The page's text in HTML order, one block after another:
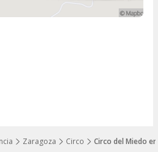
Zaragoza Circo Circo del Miedo